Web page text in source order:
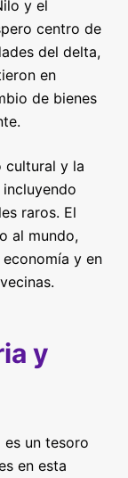
y el
centro de
del delta,
en
de bienes
cultural y la
raros. El
al mundo,
y en
y
un tesoro
en esta